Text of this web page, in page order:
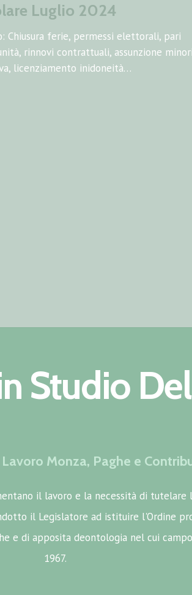
maggio 2024
Riconoscimento facciale - Massimale
di compatibilità INPS – Congedo
Studio
Monza, Paghe e
il lavoro e la necessità di tutelare
il Legislatore ad istituire l'Ordine
e di apposita deontologia nel cui
1967.